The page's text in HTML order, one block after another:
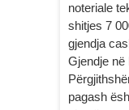
noteriale
shitjes 7
gjendja
Gjendje në
pagash